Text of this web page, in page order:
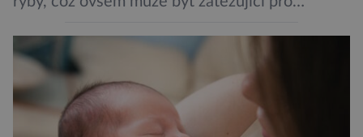
doporučení se nyní staly konzervované
sardinky, které si může dovolit opravdu každý
„Místo toho, aby poskytovaly izolované
mononutrienty, jsou rybí konzervy kompletní
potravinou,“ říká nutriční specialista Colin